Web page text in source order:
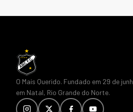
O Mais Querido. Fundado em 29 de
em Natal, Rio Grande do Norte.